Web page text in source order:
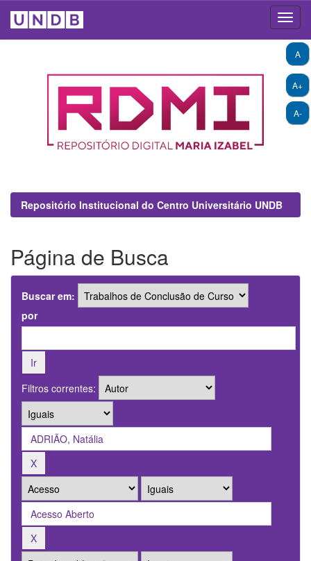
A+
A-
A
Repositório Institucional do Centro Universitário UNDB
Página de Busca
Buscar em:
por
Filtros correntes: